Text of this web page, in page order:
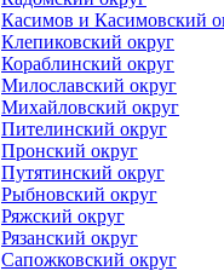
Касимов и Касимовский
Клепиковский округ
Кораблинский округ
Милославский округ
Михайловский округ
Пителинский округ
Пронский округ
Путятинский округ
Рыбновский округ
Ряжский округ
Рязанский округ
Сапожковский округ